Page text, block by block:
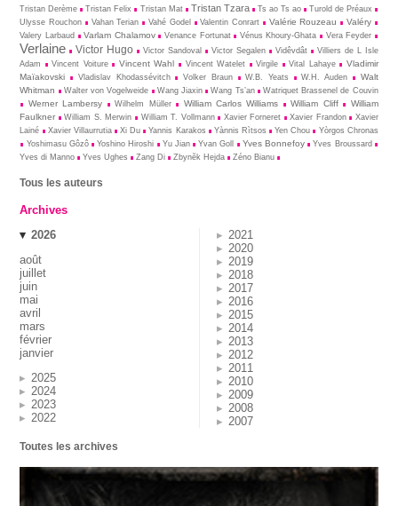
Tristan Derème
Tristan Felix Tristan Mat Tristan Tzara Ts ao Ts ao
Turold de Préaux
Ulysse Rouchon
Vahan Terian Vahé Godel Valentin Conrart Valérie Rouzeau Valéry
Valery Larbaud Varlam Chalamov Venance Fortunat Vénus Khoury-Ghata Vera Feyder
Verlaine Victor Hugo Victor Sandoval Victor Segalen Vidêvdât
Villiers de L Isle
Adam
Vincent Voiture Vincent Wahl Vincent Watelet Virgile Vital Lahaye
Vladimir
Maïakovski
Vladislav Khodassévitch Volker Braun W.B. Yeats W.H. Auden
Walt
Whitman
Walter von Vogelweide Wang Jiaxin Wang Ts’an Watriquet Brassenel de Couvin
Werner Lambersy Wilhelm Müller William Carlos Williams William Cliff
William
Faulkner
William S. Merwin William T. Vollmann Xavier Forneret Xavier Frandon
Xavier
Lainé
Xavier Villaurrutia Xi Du Yannis Karakos Yànnis Rìtsos Yen Chou
Yòrgos Chronas
Yoshimasu Gôzô
Yoshino Hiroshi Yu Jian Yvan Goll Yves Bonnefoy
Yves Broussard
Yves di Manno
Yves Ughes Zang Di Zbynĕk Hejda Zéno Bianu
Tous les auteurs
Archives
2026
août
juillet
juin
mai
avril
mars
février
janvier
2025
2024
2023
2022
2021
2020
2019
2018
2017
2016
2015
2014
2013
2012
2011
2010
2009
2008
2007
Toutes les archives